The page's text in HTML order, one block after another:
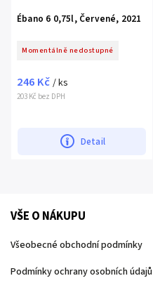
Ébano 6 0,75l, Červené, 2021
Momentálně nedostupné
203 Kč bez DPH
246 Kč / ks
Detail
VŠE O NÁKUPU
Všeobecné obchodní podmínky
Podmínky ochrany osobních údajů